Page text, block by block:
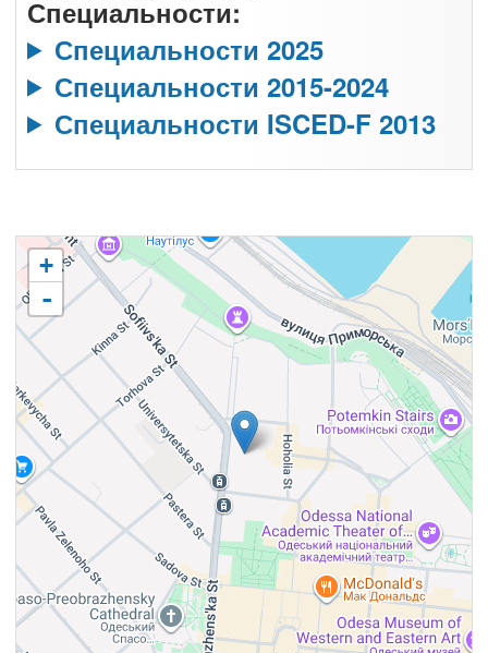
Специальности:
Специальности 2025
Специальности 2015-2024
Специальности ISCED-F 2013
+
-